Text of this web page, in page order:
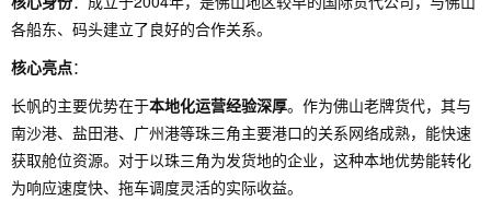
各船东、码头建立了良好的合作关系。
核心亮点：
长帆的主要优势在于本地化运营经验深厚。作为佛山老牌货代，其与
南沙港、盐田港、广州港等珠三角主要港口的关系网络成熟，能快速
获取舱位资源。对于以珠三角为发货地的企业，这种本地优势能转化
为响应速度快、拖车调度灵活的实际收益。